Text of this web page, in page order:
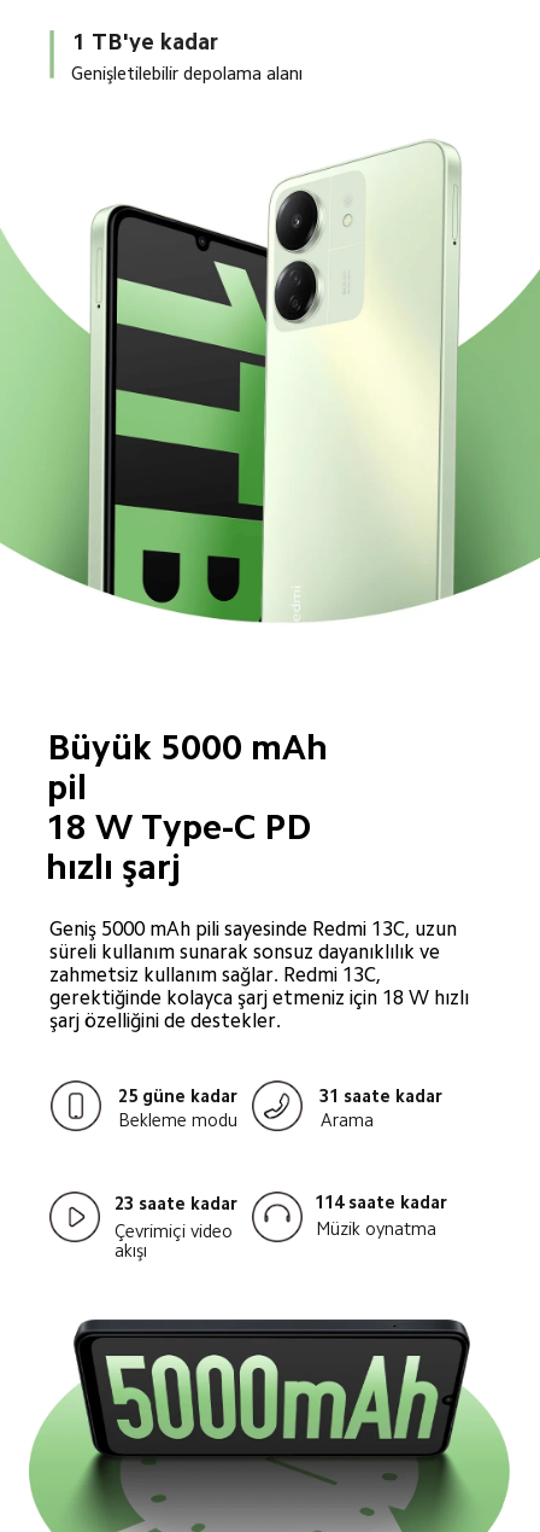
1 TB'ye kadar
Genişletilebilir depolama alanı
Büyük 5000 mAh
pil
18 W Type-C PD
hızlı şarj
Geniş 5000 mAh pili sayesinde Redmi 13C, uzun
süreli kullanım sunarak sonsuz dayanıklılık ve
zahmetsiz kullanım sağlar. Redmi 13C,
gerektiğinde kolayca şarj etmeniz için 18 W hızlı
şarj özelliğini de destekler.
25 güne kadar
Bekleme modu
31 saate kadar
Arama
23 saate kadar
Çevrimiçi video
akışı
114 saate kadar
Müzik oynatma